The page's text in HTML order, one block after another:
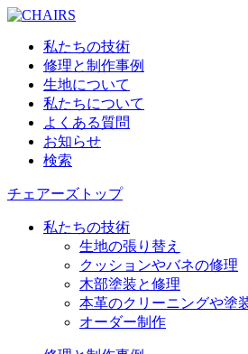
私たちの技術
修理と制作事例
生地について
私たちについて
よくある質問
お知らせ
検索
チェアーズトップ
私たちの技術
生地の張り替え
クッションやバネの修理
木部塗装と修理
本革のクリーニングや塗
オーダー制作